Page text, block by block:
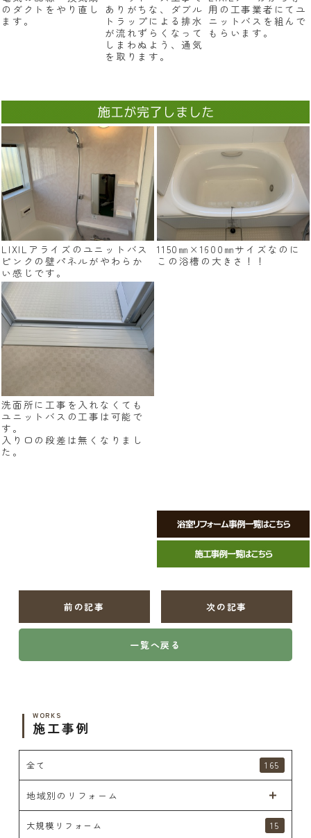
のダクトをやり直し
ます。
ありがちな、ダブル
トラップによる排水
が流れずらくなって
しまわぬよう、通気
を取ります。
用の工事業者にてユ
ニットバスを組んで
もらいます。
LIXILアライズのユニットバス
ピンクの壁パネルがやわらか
い感じです。
1150㎜×1600㎜サイズなのに
この浴槽の大きさ！！
洗面所に工事を入れなくても
ユニットバスの工事は可能で
す。
入り口の段差は無くなりまし
た。
前の記事 次の記事
一覧へ戻る
WORKS
施工事例
全て 165
地域別のリフォーム
大規模リフォーム 15